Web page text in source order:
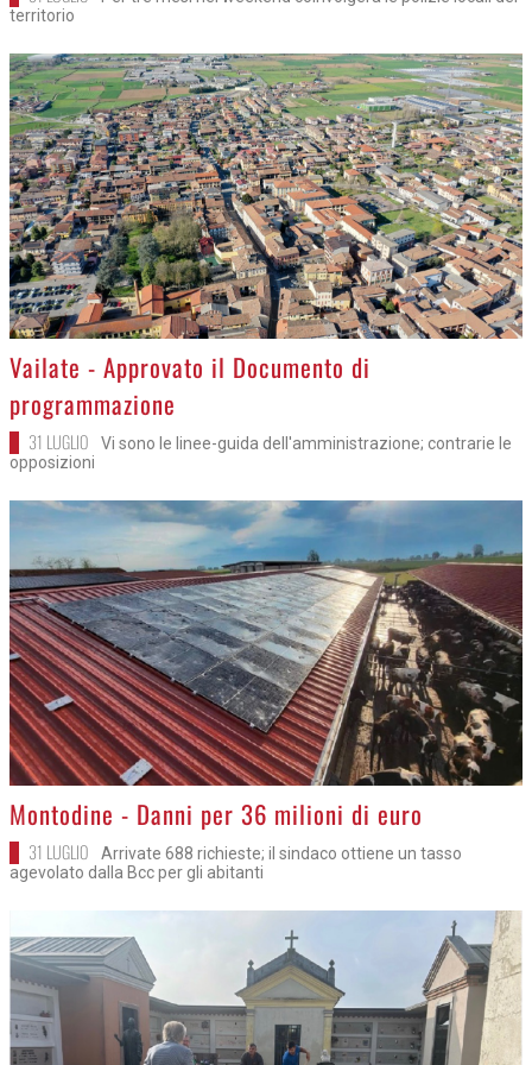
territorio
>
Vailate - Approvato il Documento di
programmazione
31 LUGLIO
Vi sono le linee-guida dell'amministrazione; contrarie le
opposizioni
>Montodine - Danni per 36 milioni di euro
31 LUGLIO
Arrivate 688 richieste; il sindaco ottiene un tasso
agevolato dalla Bcc per gli abitanti